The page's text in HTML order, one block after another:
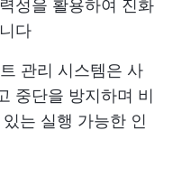
성을 활용하여 진화
다
관리 시스템은 사
중단을 방지하며 비
는 실행 가능한 인